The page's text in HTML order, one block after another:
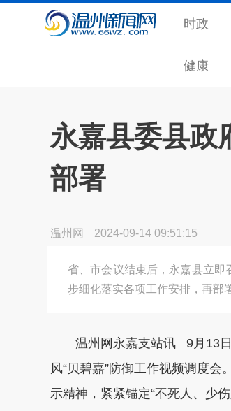
时政
健康
永嘉县委县政
部署
温州网 2024-09-14 09:51:15
省、市会议结束后，永嘉县立
步细化落实各项工作安排，再部
温州网永嘉支站讯 9月13
风“贝碧嘉”防御工作视频调度
示精神，紧紧锚定“不死人、少